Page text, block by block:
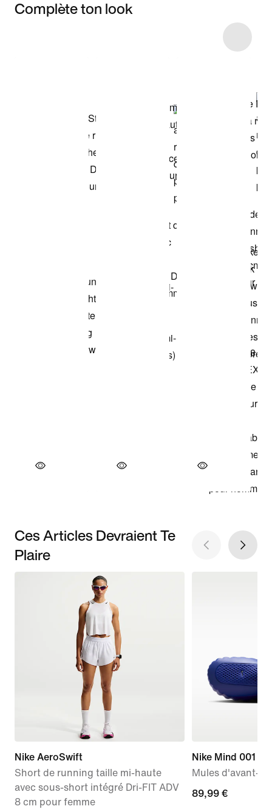
Complète ton look
Ces Articles Devraient Te
Plaire
Nike AeroSwift
Short de running taille mi-haute
avec sous-short intégré Dri-FIT ADV
8 cm pour femme
Nike Mind 001
Mules d'avant-
89,99 €
89,99 €